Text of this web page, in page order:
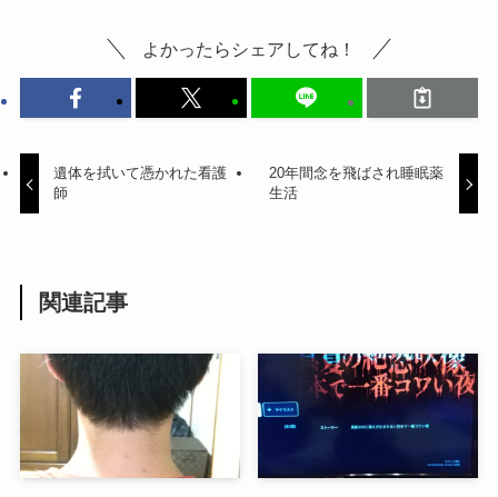
よかったらシェアしてね！
遺体を拭いて憑かれた看護
師
20年間念を飛ばされ睡眠薬
生活
関連記事